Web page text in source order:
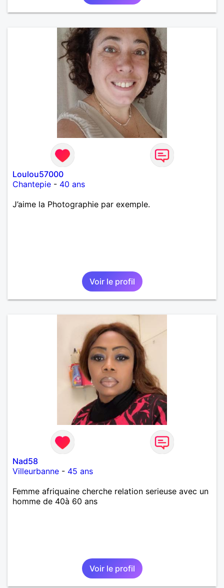
Loulou57000
Chantepie - 40 ans
J’aime la Photographie par exemple.
Voir le profil
Nad58
Villeurbanne - 45 ans
Femme afriquaine cherche relation serieuse avec un
homme de 40à 60 ans
Voir le profil